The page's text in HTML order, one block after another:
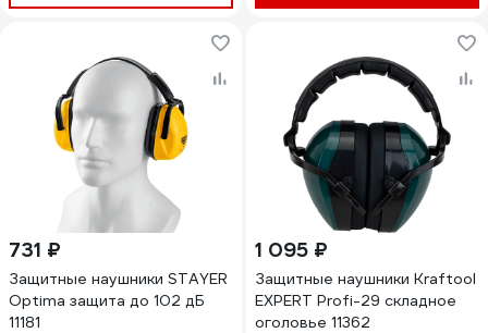
731 ₽
Защитные наушники STAYER
Optima защита до 102 дБ
11181
1 095 ₽
Защитные наушники Kraftool
EXPERT Profi-29 складное
оголовье 11362